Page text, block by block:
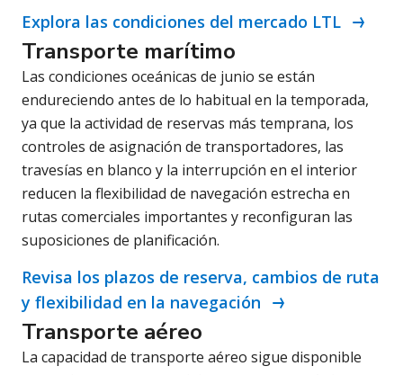
Explora las condiciones del mercado LTL
Transporte marítimo
Las condiciones oceánicas de junio se están
endureciendo antes de lo habitual en la temporada,
ya que la actividad de reservas más temprana, los
controles de asignación de transportadores, las
travesías en blanco y la interrupción en el interior
reducen la flexibilidad de navegación estrecha en
rutas comerciales importantes y reconfiguran las
suposiciones de planificación.
Revisa los plazos de reserva, cambios de ruta
y flexibilidad en la navegación
Transporte aéreo
La capacidad de transporte aéreo sigue disponible